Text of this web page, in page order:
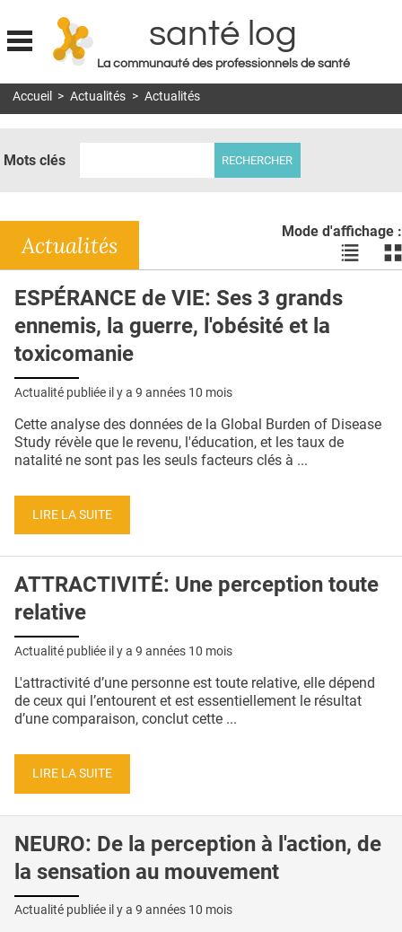
Jump to navigation
santé log
La communauté des professionnels de santé
MON COMPTE
DOSSIERS
RÉSEAUX
E-REVUE SAD
THÉMA
L'APP
PUBLICITÉ
CONTACT
Accueil > Actualités > Actualités
Mots clés
Mode d'affichage :
Voir
les
les
Actualités
ESPÉRANCE de VIE: Ses 3 grands
ennemis, la guerre, l'obésité et la
toxicomanie
Actualité publiée il y a 9 années 10 mois
Cette analyse des données de la Global Burden of Disease
Study révèle que le revenu, l'éducation, et les taux de
natalité ne sont pas les seuls facteurs clés à ...
LIRE LA SUITE
ATTRACTIVITÉ: Une perception toute
relative
Actualité publiée il y a 9 années 10 mois
L'attractivité d’une personne est toute relative, elle dépend
de ceux qui l’entourent et est essentiellement le résultat
d’une comparaison, conclut cette ...
LIRE LA SUITE
NEURO: De la perception à l'action, de
la sensation au mouvement
Actualité publiée il y a 9 années 10 mois